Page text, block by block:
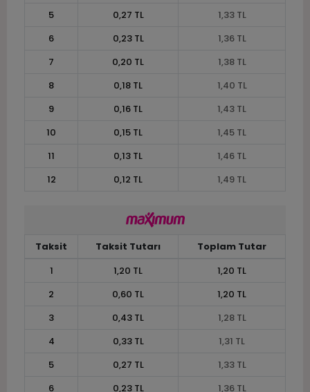
5
0,27 TL
1,33 TL
6
0,23 TL
1,36 TL
7
0,20 TL
1,38 TL
8
0,18 TL
1,40 TL
9
0,16 TL
1,43 TL
10
0,15 TL
1,45 TL
11
0,13 TL
1,46 TL
12
0,12 TL 1,49 TL
Taksit Taksit Tutarı
Toplam Tutar
1
1,20 TL
1,20 TL
2
0,60 TL
1,20 TL
3
0,43 TL
1,28 TL
4
0,33 TL
1,31 TL
5
0,27 TL
1,33 TL
6
0,23 TL 1,36 TL